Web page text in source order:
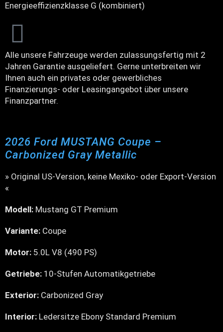
Energieeffizienzklasse G (kombiniert)
Alle unsere Fahrzeuge werden zulassungsfertig mit 2
Jahren Garantie ausgeliefert. Gerne unterbreiten wir
Ihnen auch ein privates oder gewerbliches
Finanzierungs- oder Leasingangebot über unsere
Finanzpartner.
2026 Ford MUSTANG Coupe –
Carbonized Gray Metallic
» Original US-Version, keine Mexiko- oder Export-Version
«
Modell: Mustang GT Premium
Variante: Coupe
Motor: 5.0L V8 (490 PS)
Getriebe: 10-Stufen Automatikgetriebe
Exterior: Carbonized Gray
Interior: Ledersitze Ebony Standard Premium